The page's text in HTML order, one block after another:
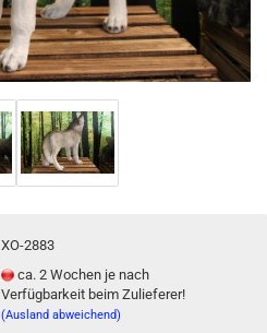
XO-2883
ca. 2 Wochen je nach
Verfügbarkeit beim Zulieferer!
(Ausland abweichend)